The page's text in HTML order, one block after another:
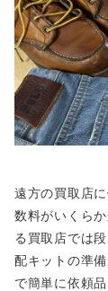
遠方の買取店
数料がいくら
る買取店では
配キットの準
で簡単に依頼